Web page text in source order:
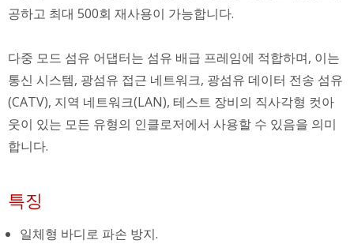
공하고 최대 500회 재사용이 가능합니다.
다중 모드 섬유 어댑터는 섬유 배급 프레임에 적합하며, 이는
통신 시스템, 광섬유 접근 네트워크, 광섬유 데이터 전송 섬유
(CATV), 지역 네트워크(LAN), 테스트 장비의 직사각형 컷아
웃이 있는 모든 유형의 인클로저에서 사용할 수 있음을 의미
합니다.
특징
일체형 바디로 파손 방지.